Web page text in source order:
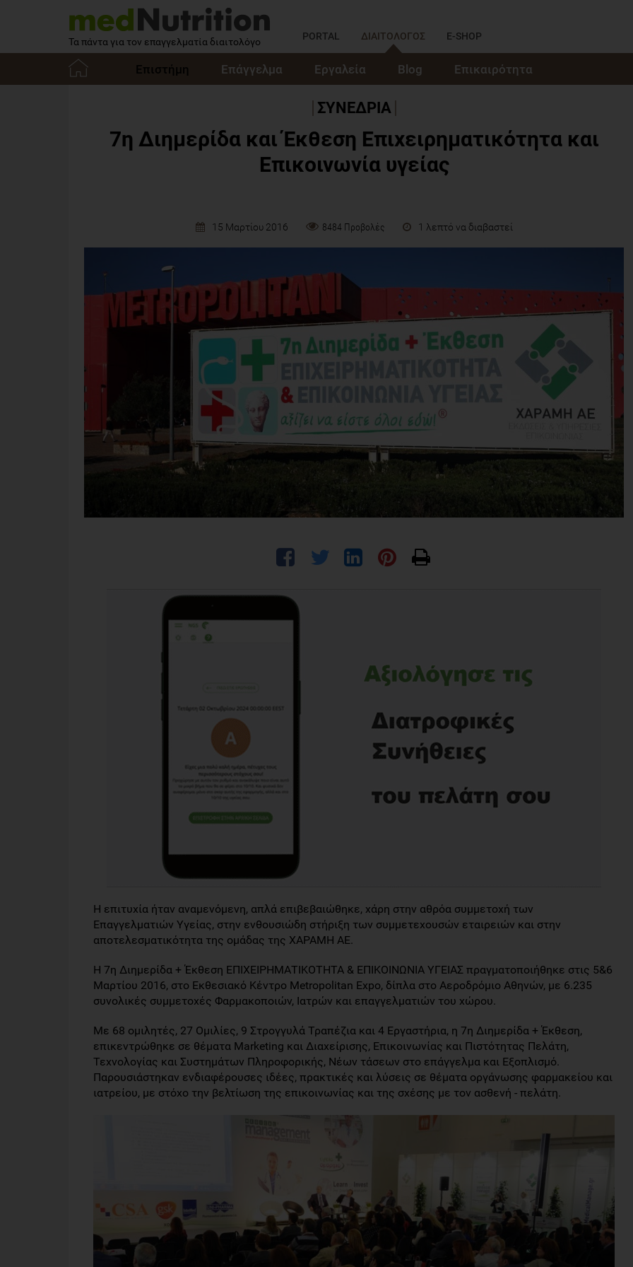
Τα πάντα για τον επαγγελματία διαιτολόγο PORTAL ΔΙΑΙΤΟΛΟΓΟΣ E-SHOP
Επιστήμη Επάγγελμα Εργαλεία Blog Επικαιρότητα
ΣΥΝΕΔΡΙΑ
7η Διημερίδα και Έκθεση Επιχειρηματικότητα και
Επικοινωνία υγείας
15 Μαρτίου 2016 8484 Προβολές 1 λεπτό να διαβαστεί
H επιτυχία ήταν αναμενόμενη, απλά επιβεβαιώθηκε, χάρη στην αθρόα συμμετοχή των
Επαγγελματιών Υγείας, στην ενθουσιώδη στήριξη των συμμετεχουσών εταιρειών και στην
αποτελεσματικότητα της ομάδας της ΧΑΡΑΜΗ ΑΕ.
Η 7η Διημερίδα + Έκθεση ΕΠΙΧΕΙΡΗΜΑΤΙΚΟΤΗΤΑ & ΕΠΙΚΟΙΝΩΝΙΑ ΥΓΕΙΑΣ πραγματοποιήθηκε στις 5&6
Μαρτίου 2016, στο Εκθεσιακό Κέντρο Metropolitan Expo, δίπλα στο Αεροδρόμιο Αθηνών, με 6.235
συνολικές συμμετοχές Φαρμακοποιών, Ιατρών και επαγγελματιών του χώρου.
Με 68 ομιλητές, 27 Ομιλίες, 9 Στρογγυλά Τραπέζια και 4 Εργαστήρια, η 7η Διημερίδα + Έκθεση,
επικεντρώθηκε σε θέματα Marketing και Διαχείρισης, Επικοινωνίας και Πιστότητας Πελάτη,
Τεχνολογίας και Συστημάτων Πληροφορικής, Νέων τάσεων στο επάγγελμα και Εξοπλισμό.
Παρουσιάστηκαν ενδιαφέρουσες ιδέες, πρακτικές και λύσεις σε θέματα οργάνωσης φαρμακείου και
ιατρείου, με στόχο την βελτίωση της επικοινωνίας και της σχέσης με τον ασθενή - πελάτη.